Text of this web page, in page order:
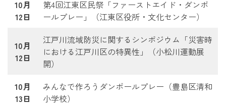
10月
12日
第4回江東区民祭「ファーストエイド・ダンボ
ールプレー」（江東区役所・文化センター）
10月
12日
江戸川流域防災に関するシンポジウム「災害時
における江戸川区の特異性」（小松川運動展
開）
10月
13日
みんなで作ろうダンボールプレー（豊島区清和
小学校）